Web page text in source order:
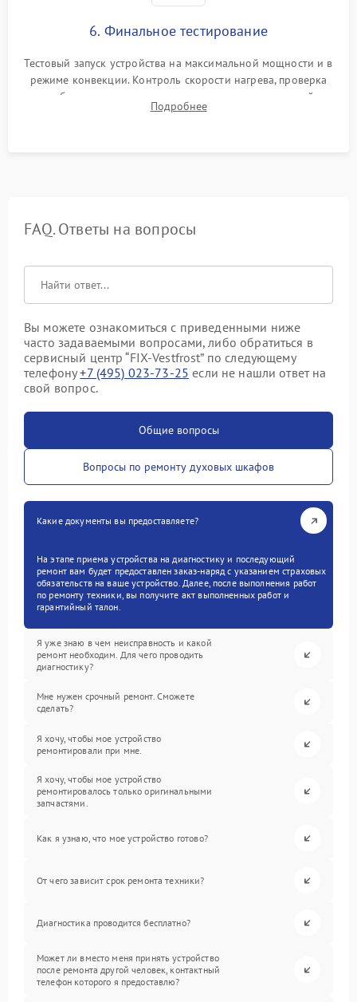
6. Финальное тестирование
Тестовый запуск устройства на максимальной мощности и в
режиме конвекции. Контроль скорости нагрева, проверка
срабатывания термостата при достижении заданной
температуры и тест на отсутствие утечек тока.
Подробнее
FAQ. Ответы на вопросы
Вы можете ознакомиться с приведенными ниже
часто задаваемыми вопросами, либо обратиться в
сервисный центр “FIX-Vestfrost” по следующему
телефону+7 (495) 023-73-25 если не нашли ответ на
свой вопрос.
Общие вопросы
Вопросы по ремонту духовых шкафов
Какие документы вы предоставляете?
На этапе приема устройства на диагностику и последующий
ремонт вам будет предоставлен заказ-наряд с указанием страховых
обязательств на ваше устройство. Далее, после выполнения работ
по ремонту техники, вы получите акт выполненных работ и
гарантийный талон.
Я уже знаю в чем неисправность и какой
ремонт необходим. Для чего проводить
диагностику?
Мне нужен срочный ремонт. Сможете
сделать?
Я хочу, чтобы мое устройство
ремонтировали при мне.
Я хочу, чтобы мое устройство
ремонтировалось только оригинальными
запчастями.
Как я узнаю, что мое устройство готово?
От чего зависит срок ремонта техники?
Диагностика проводится бесплатно?
Может ли вместо меня принять устройство
после ремонта другой человек, контактный
телефон которого я предоставлю?